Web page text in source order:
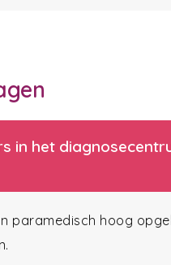
in het
paramedisch hoog